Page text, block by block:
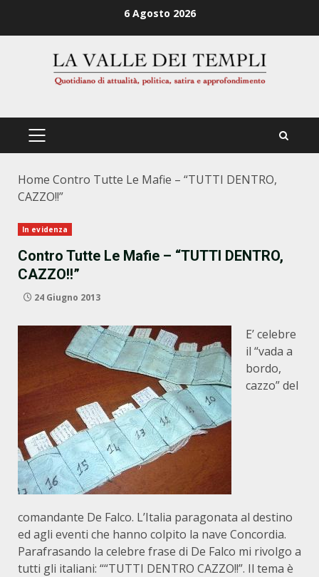
6 Agosto 2026
PRIMÄRES
Home Contro Tutte Le Mafie – “TUTTI DENTRO,
CAZZO!!”
In evidenza
Contro Tutte Le Mafie – “TUTTI DENTRO,
CAZZO!!”
24 Giugno 2013
E’ celebre
il “vada a
bordo,
cazzo” del
comandante De Falco. L’Italia paragonata al destino
ed agli eventi che hanno colpito la nave Concordia.
Parafrasando la celebre frase di De Falco mi rivolgo a
tutti gli italiani: ““TUTTI DENTRO CAZZO!!”. Il tema è